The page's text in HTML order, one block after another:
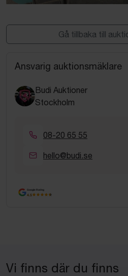
Gå tillbaka till
Ansvarig auktionsmäklare
Budi Auktioner
Stockholm
08-20 65 55
hello@budi.se
Google Rating
4.5
Vi finns där du finns